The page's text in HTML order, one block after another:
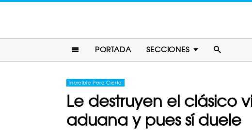
PORTADA SECCIONES
Increíble Pero Cierto
Le destruyen el clásico
aduana y pues sí duele